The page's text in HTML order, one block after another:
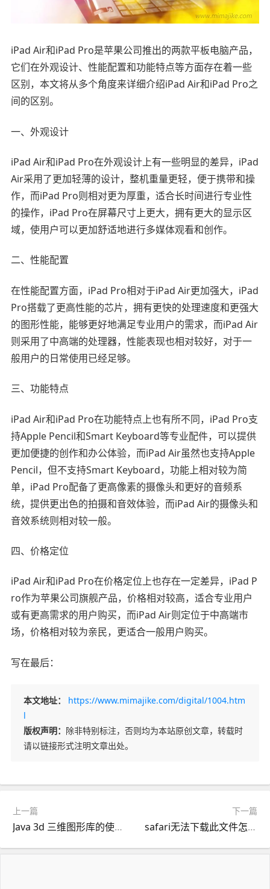
iPad Air和iPad Pro是苹果公司推出的两款平板电脑产品，
它们在外观设计、性能配置和功能特点等方面存在着一些
区别，本文将从多个角度来详细介绍iPad Air和iPad Pro之
间的区别。
一、外观设计
iPad Air和iPad Pro在外观设计上有一些明显的差异，iPad
Air采用了更加轻薄的设计，整机重量更轻，便于携带和操
作，而iPad Pro则相对更为厚重，适合长时间进行专业性
的操作，iPad Pro在屏幕尺寸上更大，拥有更大的显示区
域，使用户可以更加舒适地进行多媒体观看和创作。
二、性能配置
在性能配置方面，iPad Pro相对于iPad Air更加强大，iPad
Pro搭载了更高性能的芯片，拥有更快的处理速度和更强大
的图形性能，能够更好地满足专业用户的需求，而iPad Air
则采用了中高端的处理器，性能表现也相对较好，对于一
般用户的日常使用已经足够。
三、功能特点
iPad Air和iPad Pro在功能特点上也有所不同，iPad Pro支
持Apple Pencil和Smart Keyboard等专业配件，可以提供
更加便捷的创作和办公体验，而iPad Air虽然也支持Apple
Pencil，但不支持Smart Keyboard，功能上相对较为简
单，iPad Pro配备了更高像素的摄像头和更好的音频系
统，提供更出色的拍摄和音效体验，而iPad Air的摄像头和
音效系统则相对较一般。
四、价格定位
iPad Air和iPad Pro在价格定位上也存在一定差异，iPad P
ro作为苹果公司旗舰产品，价格相对较高，适合专业用户
或有更高需求的用户购买，而iPad Air则定位于中高端市
场，价格相对较为亲民，更适合一般用户购买。
写在最后：
本文地址：
https://www.mimajike.com/digital/1004.htm
l
版权声明： 除非特别标注，否则均为本站原创文章，转载时
请以链接形式注明文章出处。
上一篇
Java 3d 三维图形库的使用介绍
下一篇
safari无法下载此文件怎么解决？